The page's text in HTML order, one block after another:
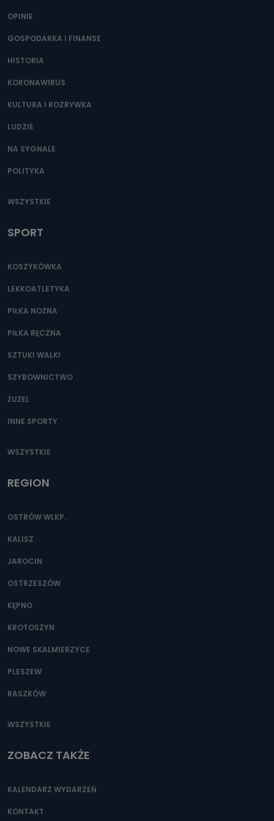
OPINIE
GOSPODARKA I FINANSE
HISTORIA
KORONAWIRUS
KULTURA I ROZRYWKA
LUDZIE
NA SYGNALE
POLITYKA
WSZYSTKIE
SPORT
KOSZYKÓWKA
LEKKOATLETYKA
PIŁKA NOŻNA
PIŁKA RĘCZNA
SZTUKI WALKI
SZYBOWNICTWO
ŻUŻEL
INNE SPORTY
WSZYSTKIE
REGION
OSTRÓW WLKP.
KALISZ
JAROCIN
OSTRZESZÓW
KĘPNO
KROTOSZYN
NOWE SKALMIERZYCE
PLESZEW
RASZKÓW
WSZYSTKIE
ZOBACZ TAKŻE
KALENDARZ WYDARZEŃ
KONTAKT